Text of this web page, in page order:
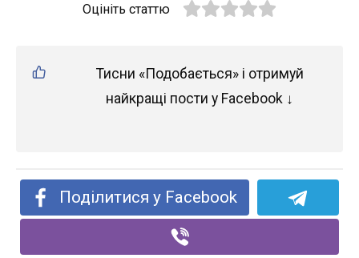
Оцініть статтю
Тисни «Подобається» і отримуй
найкращі пости у Facebook ↓
Поділитися у Facebook